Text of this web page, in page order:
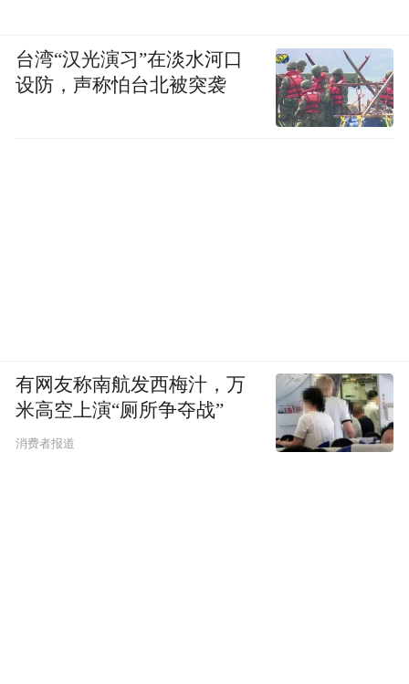
台湾“汉光演习”在淡水河口
设防，声称怕台北被突袭
有网友称南航发西梅汁，万
米高空上演“厕所争夺战”
消费者报道